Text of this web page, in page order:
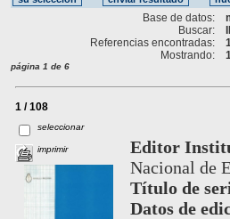
Base de datos:
Buscar:
Referencias encontradas:
Mostrando:
página 1 de 6
1 / 108
seleccionar
imprimir Editor
Nacional de
Título de
Datos de